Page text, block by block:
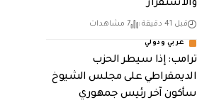
والاستقرار
قبل 41 دقيقة 7 مشاهدات
عربي ودولي
ترامب: إذا سيطر الحزب
الديمقراطي على مجلس الشيوخ
سأكون آخر رئيس جمهوري